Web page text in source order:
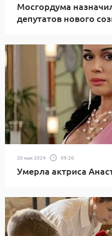
Мосгордума
депутатов нового
30 мая 2024 09:20
Умерла актриса